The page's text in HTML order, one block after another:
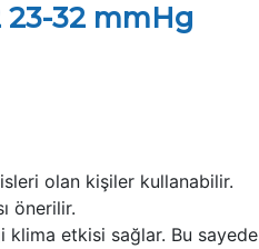
23-32 mmHg
olan kişiler kullanabilir.
önerilir.
etkisi sağlar. Bu sayede